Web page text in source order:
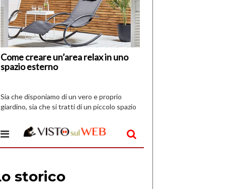
Come creare un’area relax in uno
spazio esterno
Vespri
Sia che disponiamo di un vero e proprio
giardino, sia che si tratti di un piccolo spazio